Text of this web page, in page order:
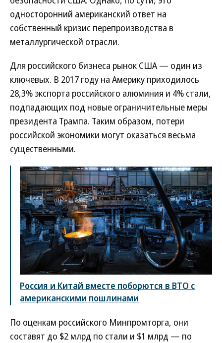
односторонний американский ответ на
собственный кризис перепроизводства в
металлургической отрасли.
Для российского бизнеса рынок США — один из
ключевых. В 2017 году на Америку приходилось
28,3% экспорта российского алюминия и 4% стали,
подпадающих под новые ограничительные меры
президента Трампа. Таким образом, потери
российской экономики могут оказаться весьма
существенными.
Россия и Китай вместе поборются в ВТО с
американскими пошлинами
По оценкам российского Минпромторга, они
составят до $2 млрд по стали и $1 млрд — по